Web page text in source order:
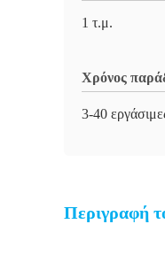
1 τ.μ.
Χρόνος
3-40
Περιγραφή